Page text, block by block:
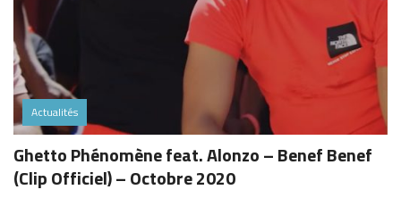
Actualités
Ghetto Phénomène feat. Alonzo – Benef Benef
(Clip Officiel) – Octobre 2020